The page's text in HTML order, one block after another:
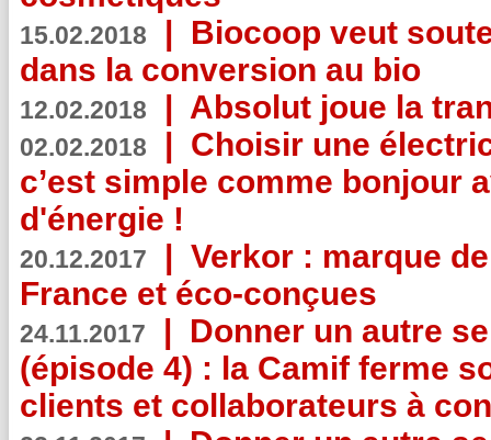
15.02.2018 | Biocoop veut
dans la conversion au bio
12.02.2018 | Absolut joue la
02.02.2018 | Choisir une
c’est simple comme bonjour
d'énergie !
20.12.2017 | Verkor : marque
France et éco-conçues
24.11.2017 | Donner un autre
(épisode 4) : la Camif ferme
clients et collaborateurs à